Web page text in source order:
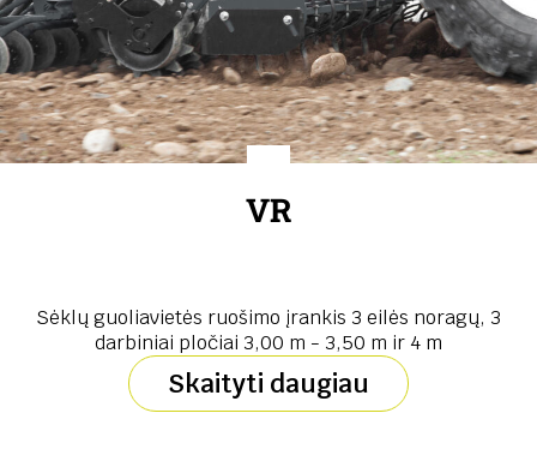
VR
Sėklų guoliavietės ruošimo įrankis 3 eilės noragų, 3
darbiniai pločiai 3,00 m - 3,50 m ir 4 m
Skaityti daugiau